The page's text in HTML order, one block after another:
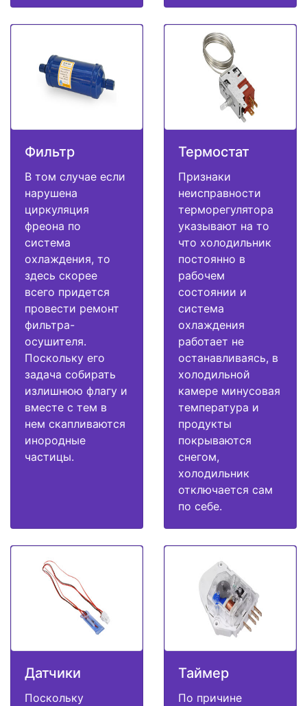
Фильтр
В том случае если
нарушена
циркуляция
фреона по
система
охлаждения, то
здесь скорее
всего придется
провести ремонт
фильтра-
осушителя.
Поскольку его
задача собирать
излишнюю флагу и
вместе с тем в
нем скапливаются
инородные
частицы.
Термостат
Признаки
неисправности
терморегулятора
указывают на то
что холодильник
постоянно в
рабочем
состоянии и
система
охлаждения
работает не
останавливаясь, в
холодильной
камере минусовая
температура и
продукты
покрываются
снегом,
холодильник
отключается сам
по себе.
Датчики
Поскольку
Таймер
По причине